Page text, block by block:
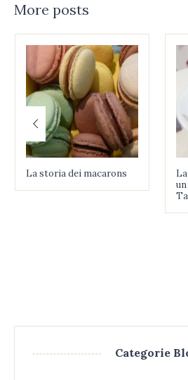
More posts
La storia dei macarons
Categorie